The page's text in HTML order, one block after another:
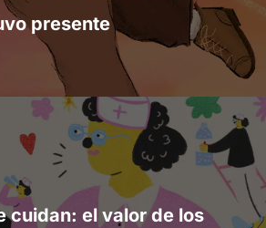
presente
cuidan: el valor de los